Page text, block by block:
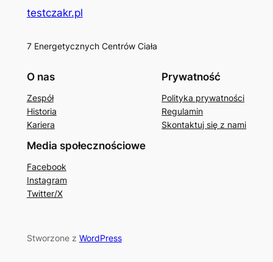
testczakr.pl
7 Energetycznych Centrów Ciała
O nas
Zespół
Historia
Kariera
Prywatność
Polityka prywatności
Regulamin
Skontaktuj się z nami
Media społecznościowe
Facebook
Instagram
Twitter/X
Stworzone z WordPress